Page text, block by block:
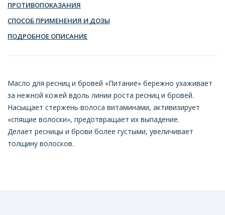
ПРОТИВОПОКАЗАНИЯ
СПОСОБ ПРИМЕНЕНИЯ И ДОЗЫ
ПОДРОБНОЕ ОПИСАНИЕ
Масло для ресниц и бровей «Питание» бережно ухаживает
за нежной кожей вдоль линии роста ресниц и бровей.
Насыщает стержень волоса витаминами, активизирует
«спящие волоски», предотвращает их выпадение.
Делает ресницы и брови более густыми, увеличивает
толщину волосков.